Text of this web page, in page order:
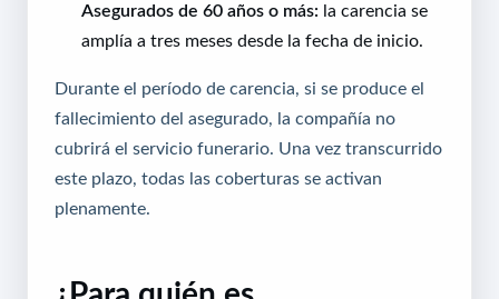
Asegurados de 60 años o más: la carencia se
amplía a tres meses desde la fecha de inicio.
Durante el período de carencia, si se produce el
fallecimiento del asegurado, la compañía no
cubrirá el servicio funerario. Una vez transcurrido
este plazo, todas las coberturas se activan
plenamente.